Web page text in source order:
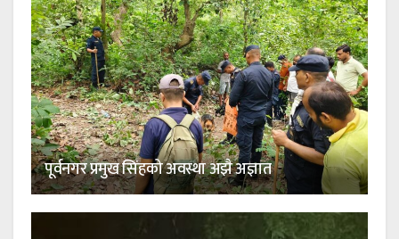
पूर्वनगर प्रमुख सिंहको अवस्था अझै अज्ञात